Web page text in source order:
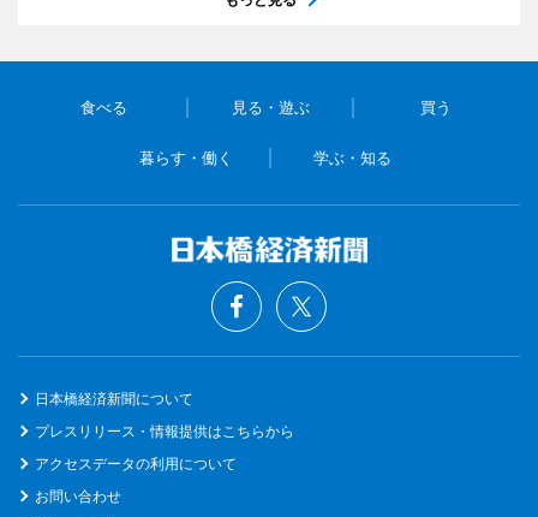
食べる 見る・遊ぶ 買う
暮らす・働く 学ぶ・知る
日本橋経済新聞について
プレスリリース・情報提供はこちらから
アクセスデータの利用について
お問い合わせ